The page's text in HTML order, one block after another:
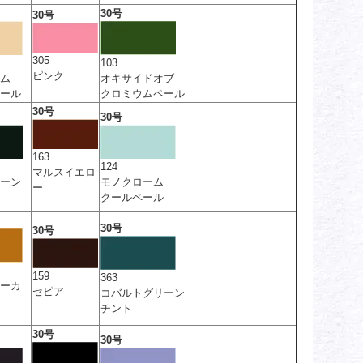
ル
30号
305
ピンク
30号
103
オキサイドオブ
クロミウムペール
ン
30号
163
マルスイエロ
ー
30号
124
モノクローム
クールペール
カ
30号
159
セピア
30号
363
コバルトグリーン
チント
30号 30号